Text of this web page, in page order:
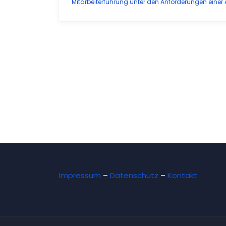
Mitarbeiterführung unter den Anforderungen einer
Impressum – Datenschutz – Kontakt